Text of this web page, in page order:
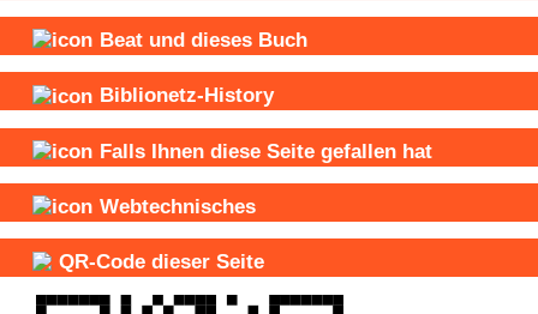
Beat und dieses Buch
Biblionetz-History
Falls Ihnen diese Seite gefallen hat
Webtechnisches
QR-Code dieser Seite